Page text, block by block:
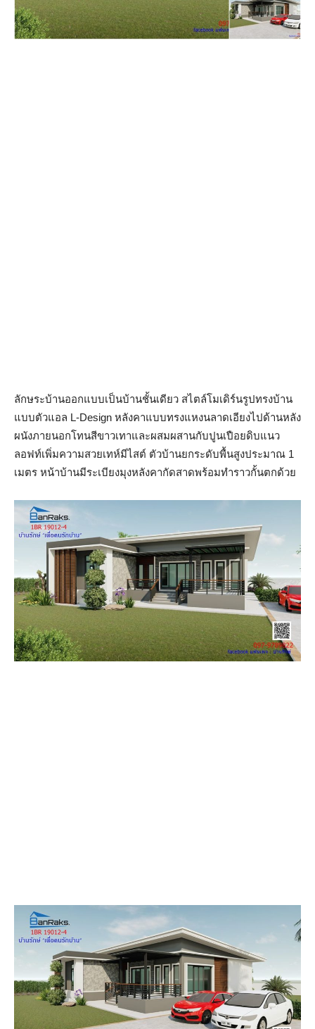
ลักษระบ้านออกแบบเป็นบ้านชั้นเดียว สไตล์โมเดิร์นรูปทรงบ้าน
แบบตัวแอล L-Design หลังคาแบบทรงแหงนลาดเอียงไปด้านหลัง
ผนังภายนอกโทนสีขาวเทาและผสมผสานกับปูนเปือยดิบแนว
ลอฟท์เพิ่มความสวยเทห์มีไสต์ ตัวบ้านยกระดับพื้นสูงประมาณ 1
เมตร หน้าบ้านมีระเบียงมุงหลังคากัดสาดพร้อมทำราวกั้นตกด้วย